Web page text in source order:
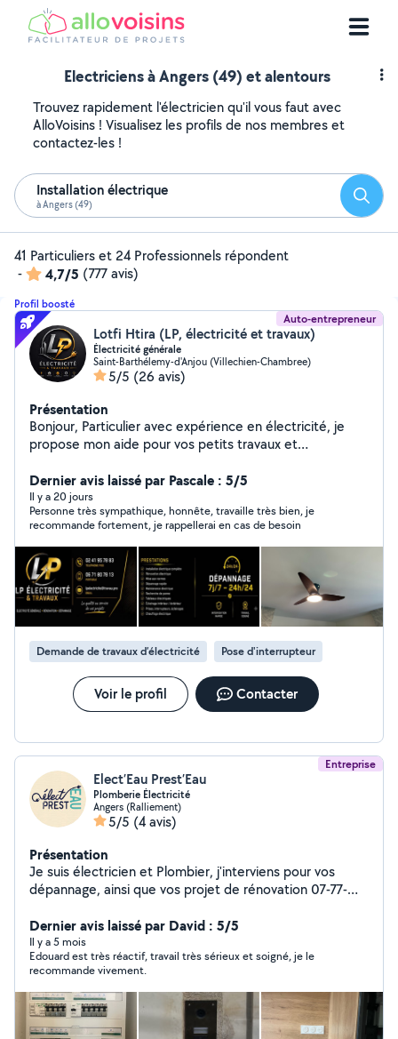
Electriciens à Angers (49) et alentours
Trouvez rapidement l'électricien qu'il vous faut avec
AlloVoisins ! Visualisez les profils de nos membres et
contactez-les !
Installation électrique
à Angers (49)
41 Particuliers et 24 Professionnels répondent
-
4,7/5 (777 avis)
Profil boosté
Auto-entrepreneur
Lotfi Htira (LP, électricité et travaux)
Électricité générale
Saint-Barthélemy-d'Anjou (Villechien-Chambree)
5/5 (26 avis)
Présentation
Bonjour, Particulier avec expérience en électricité, je
propose mon aide pour vos petits travaux et
Luminaires Petites pannes Remplacements simples
Dépannage 24/24 Travail sérieux et soigné. Disponible
rapidement. N'hésitez pas à me contacter.
Dernier avis laissé par Pascale : 5/5
Il y a 20 jours
Personne très sympathique, honnête, travaille très bien, je
recommande fortement, je rappellerai en cas de besoin
Demande de travaux d’électricité Pose d'interrupteur
Voir le profil Contacter
Entreprise
Elect’Eau Prest’Eau
Plomberie Électricité
Angers (Ralliement)
5/5 (4 avis)
Présentation
Je suis électricien et Plombier, j'interviens pour vos
dépannage, ainsi que vos projet de rénovation 07-77-
Dernier avis laissé par David : 5/5
Il y a 5 mois
Edouard est très réactif, travail très sérieux et soigné, je le
recommande vivement.